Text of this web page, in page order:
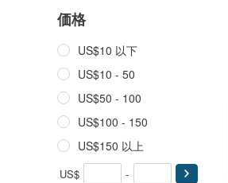
価格
US$10 以下
US$10 - 50
US$50 - 100
US$100 - 150
US$150 以上
US$ -